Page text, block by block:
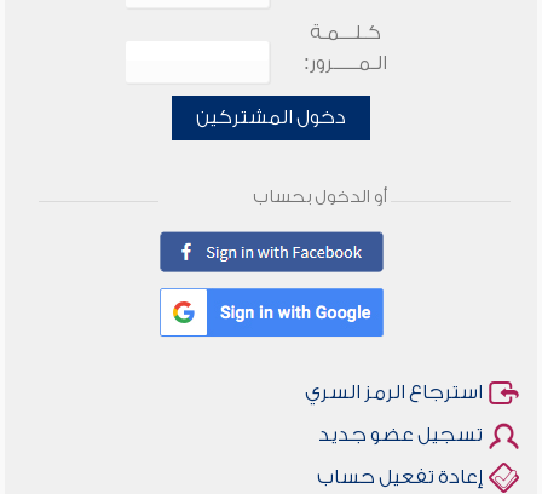
كـلـــمـة
الـمـــــرور:
دخول المشتركين
أو الدخول بحساب
استرجاع الرمز السري
تسجيل عضو جديد
إعادة تفعيل حساب